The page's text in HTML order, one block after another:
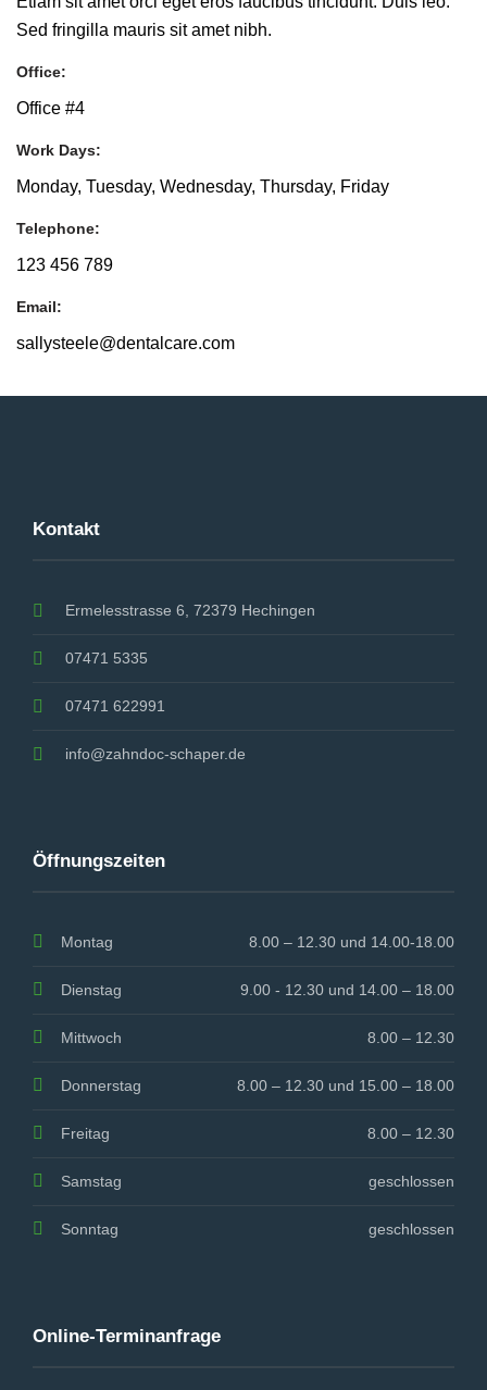
Sed fringilla mauris sit amet nibh.
Office:
Office #4
Work Days:
Monday, Tuesday, Wednesday, Thursday, Friday
Telephone:
123 456 789
Email:
sallysteele@dentalcare.com
Kontakt
Ermelesstrasse 6, 72379 Hechingen
07471 5335
07471 622991
info@zahndoc-schaper.de
Öffnungszeiten
Montag 8.00 – 12.30 und 14.00-18.00
Dienstag 9.00 - 12.30 und 14.00 – 18.00
Mittwoch 8.00 – 12.30
Donnerstag 8.00 – 12.30 und 15.00 – 18.00
Freitag 8.00 – 12.30
Samstag geschlossen
Sonntag geschlossen
Online-Terminanfrage